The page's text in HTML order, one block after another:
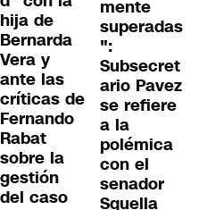
hija de
Bernarda
Vera y
ante las
críticas de
Fernando
Rabat
sobre la
gestión
del caso
mente
superadas
":
Subsecret
ario Pavez
se refiere
a la
polémica
con el
senador
Squella